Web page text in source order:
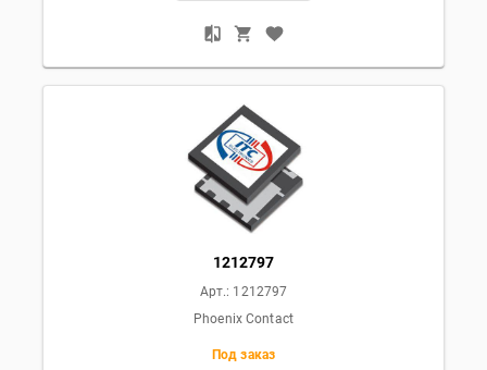
1212797
Арт.: 1212797
Phoenix Contact
Под заказ